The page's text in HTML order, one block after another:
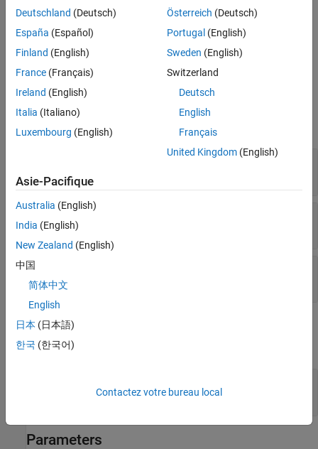
Source initial element index and destination element initial
index start from zero.
Ports
expand all
off (default) | on
src —
Source
scalar | vector | matrix
scalar
Output
expand all
off (default) | on
Parameters
Deutschland (Deutsch)
España (Español)
Finland (English)
France (Français)
Ireland (English)
Italia (Italiano)
Luxembourg (English)
Österreich (Deutsch)
Portugal (English)
Sweden (English)
Switzerland
Deutsch
English
Français
United Kingdom(English)
Asie-Pacifique
Australia (English)
India (English)
New Zealand (English)
中国
简体中文
English
日本 (日本語)
한국 (한국어)
Contactez votre bureau local